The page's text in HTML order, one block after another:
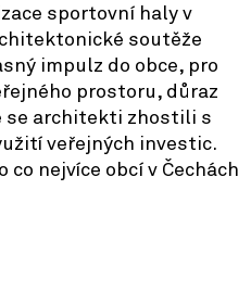
sportovní haly v
soutěže
impulz do obce, pro
prostoru, důraz
se architekti zhostili s
veřejných investic.
nejvíce obcí v Čechách